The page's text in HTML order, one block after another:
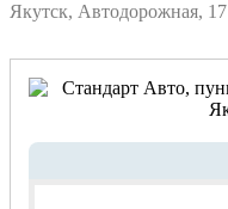
Якутск, Автодорожная, 17